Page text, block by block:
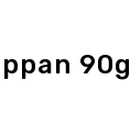
90g